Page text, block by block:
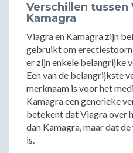
Verschillen tussen
Kamagra
Viagra en Kamagra zijn
gebruikt om
er zijn enkele belangrijke
Een van de belangrijkste
merknaam is voor het
Kamagra een generieke
betekent dat Viagra over
dan Kamagra, maar dat
is.